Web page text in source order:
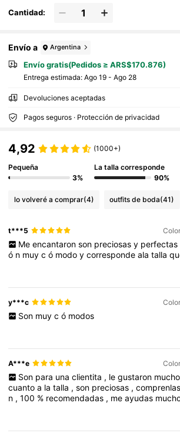
Cantidad:
Envío a Argentina
Envío gratis(Pedidos ≥ ARS$170.876)
Entrega estimada: Ago 19 - Ago 28
Devoluciones aceptadas
Pagos seguros · Protección de privacidad
4,92 (1000+)
Pequeña
3%
La talla corresponde
90%
lo volveré a comprar(4) outfits de boda(41)
t***5
Me encantaron son preciosas y perfectas
ó n muycó modoycorrespondealatalla
y***c
Son muy c ó modos
A***e
Son para una clientita , le gustaron mucho
cuantoa latalla ,son preciosas ,comprenlas
n ,100 % recomendadas , meayudas